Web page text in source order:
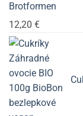
Brotformen
12,20 €